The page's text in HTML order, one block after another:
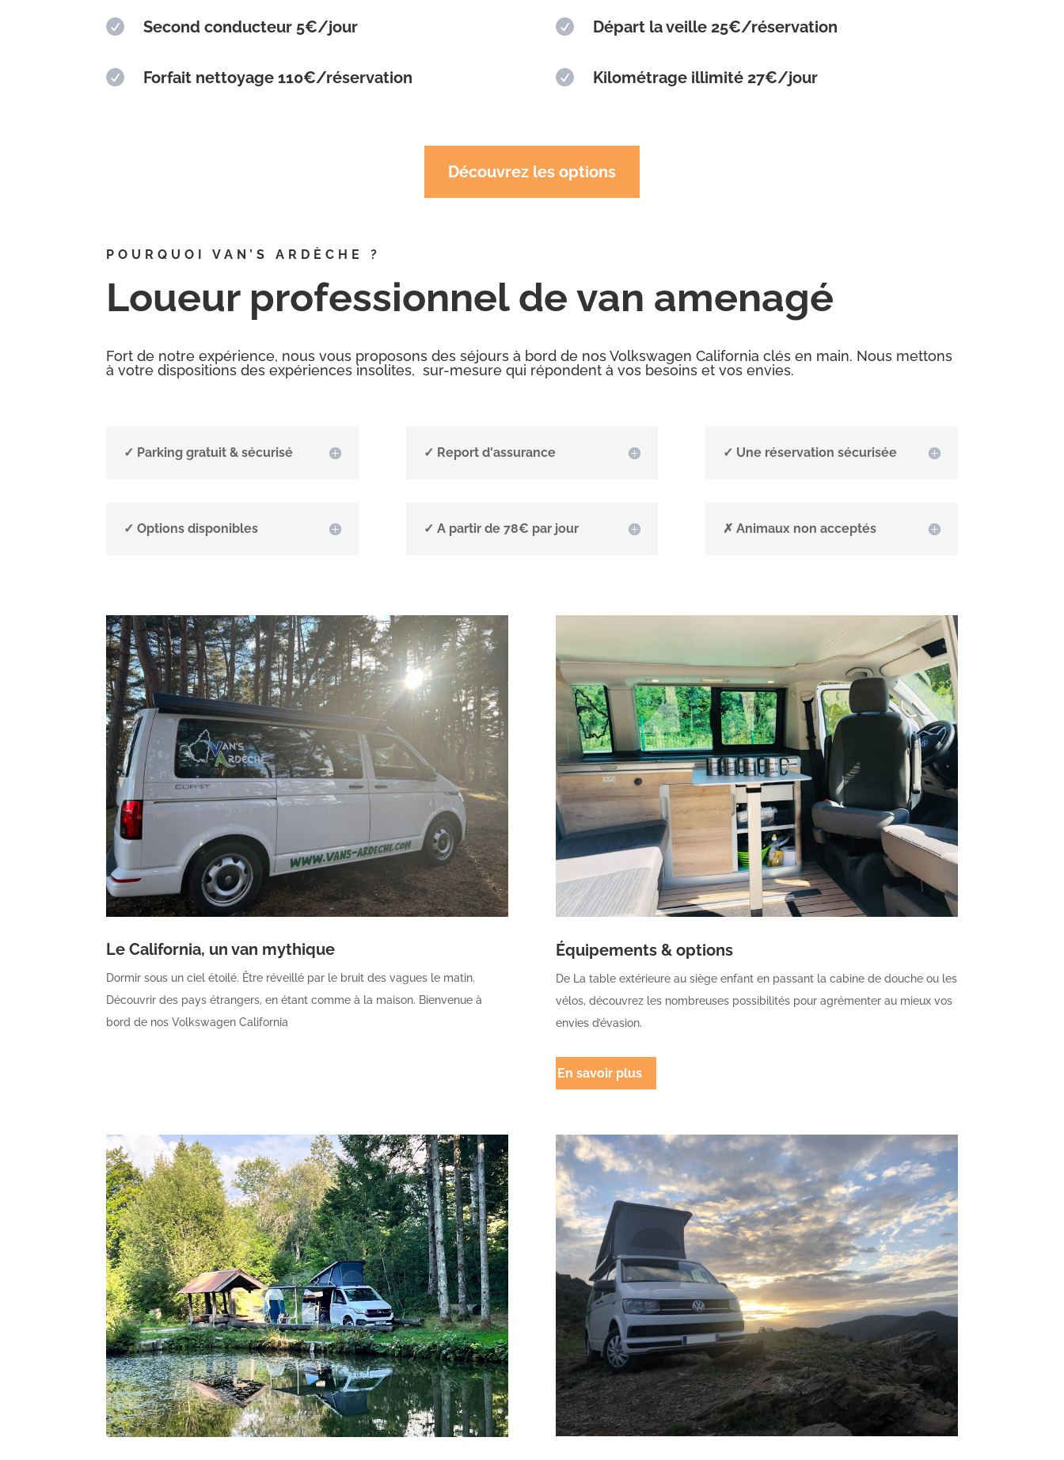
 Second conducteur 5€/jour
 Forfait nettoyage 110€/réservation
 Départ la veille 25€/réservation
 Kilométrage illimité 27€/jour
Découvrez les options
POURQUOI VAN’S ARDÈCHE ?
Loueur professionnel de van amenagé
Fort de notre expérience, nous vous proposons des séjours à bord de nos Volkswagen California clés en main. Nous mettons
à votre dispositions des expériences insolites, sur-mesure qui répondent à vos besoins et vos envies.
✓ Parking gratuit & sécurisé
✓ Options disponibles
✓ Report d'assurance
✓ A partir de 78€ par jour
✓ Une réservation sécurisée
✗ Animaux non acceptés
Le California, un van mythique
Dormir sous un ciel étoilé. Être réveillé par le bruit des vagues le matin.
Découvrir des pays étrangers, en étant comme à la maison. Bienvenue à
bord de nos Volkswagen California
Équipements & options
De La table extérieure au siège enfant en passant la cabine de douche ou les
vélos, découvrez les nombreuses possibilités pour agrémenter au mieux vos
envies d’évasion.
En savoir plus